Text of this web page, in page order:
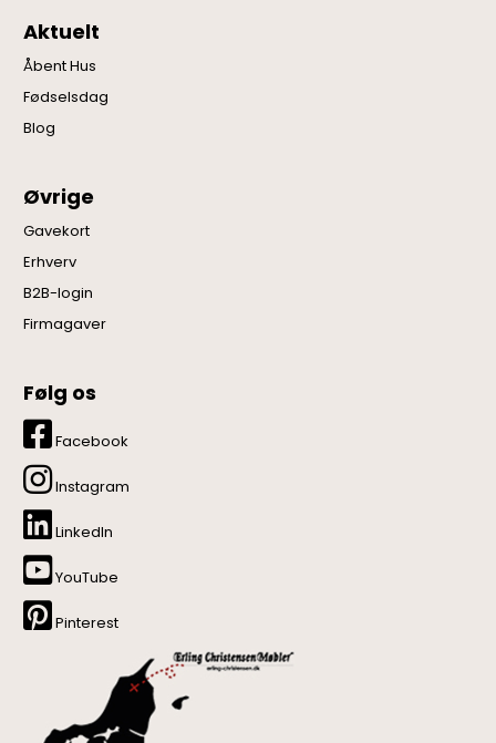
Aktuelt
Åbent Hus
Fødselsdag
Blog
Øvrige
Gavekort
Erhverv
B2B-login
Firmagaver
Følg os
Facebook
Instagram
LinkedIn
YouTube
Pinterest